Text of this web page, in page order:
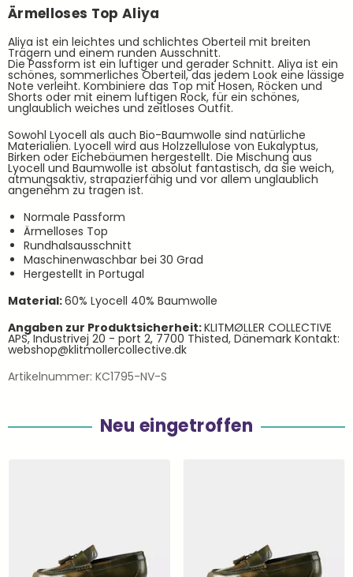
Lyocell
navy
Lyocell
navy
Ärmelloses Top Aliya
Aliya ist ein leichtes und schlichtes Oberteil mit breiten
Trägern und einem runden Ausschnitt.
Die Passform ist ein luftiger und gerader Schnitt. Aliya ist ein
schönes, sommerliches Oberteil, das jedem Look eine lässige
Note verleiht. Kombiniere das Top mit Hosen, Röcken und
Shorts oder mit einem luftigen Rock, für ein schönes,
unglaublich weiches und zeitloses Outfit.
Sowohl Lyocell als auch Bio-Baumwolle sind natürliche
Materialien. Lyocell wird aus Holzzellulose von Eukalyptus,
Birken oder Eichebäumen hergestellt. Die Mischung aus
Lyocell und Baumwolle ist absolut fantastisch, da sie weich,
atmungsaktiv, strapazierfähig und vor allem unglaublich
angenehm zu tragen ist.
Normale Passform
Ärmelloses Top
Rundhalsausschnitt
Maschinenwaschbar bei 30 Grad
Hergestellt in Portugal
Material:60% Lyocell 40% Baumwolle
Angaben zur Produktsicherheit:KLITMØLLER COLLECTIVE
APS, Industrivej 20 - port 2, 7700 Thisted, Dänemark Kontakt:
webshop@klitmollercollective.dk
Artikelnummer: KC1795-NV-S
Neu eingetroffen